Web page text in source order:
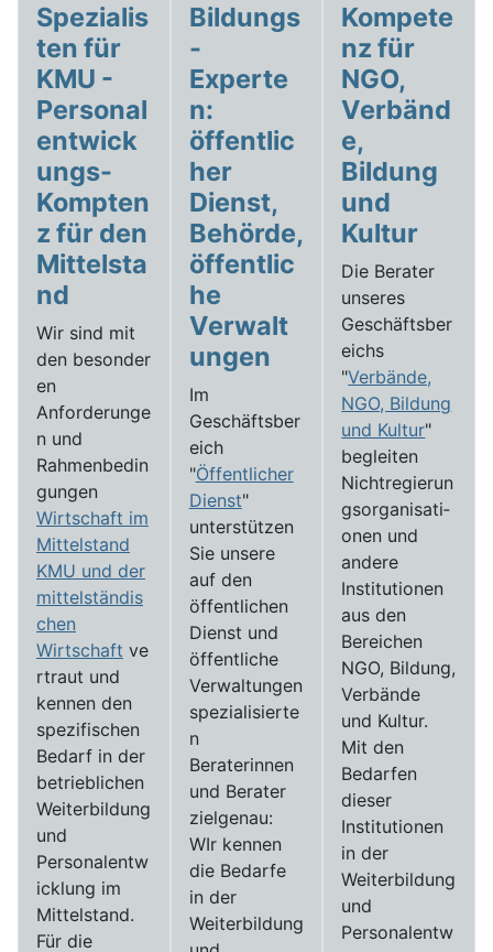
Spezialis
ten für
KMU -
Personal
entwick
ungs-
Kompten
z für den
Mittelsta
nd
Wir sind mit
den besonder
en
Anforderunge
n und
Rahmenbedin
gungen
Wirtschaft im
Mittelstand
KMU und der
mittelständis
chen
Wirtschaft ve
rtraut und
kennen den
spezifischen
Bedarf in der
betrieblichen
Weiterbildung
und
Personalentw
icklung im
Mittelstand.
Für die
Bildungs
-
Experte
n:
öffentlic
her
Dienst,
Behörde,
öffentlic
he
Verwalt
ungen
Im
Geschäftsber
eich
"Öffentlicher
Dienst"
unterstützen
Sie unsere
auf den
öffentlichen
Dienst und
öffentliche
Verwaltungen
spezialisierte
n
Beraterinnen
und Berater
zielgenau:
WIr kennen
die Bedarfe
in der
Weiterbildung
Kompete
nz für
NGO,
Verbänd
e,
Bildung
und
Kultur
Die Berater
unseres
Geschäftsber
eichs
"Verbände,
NGO, Bildung
und Kultur"
begleiten
Nichtregierun
gs­­­organi­sati­
onen und
andere
Institutionen
aus den
Bereichen
NGO, Bildung,
Verbände
und Kultur.
Mit den
Bedarfen
dieser
Institutionen
in der
Weiterbildung
und
Personalentw